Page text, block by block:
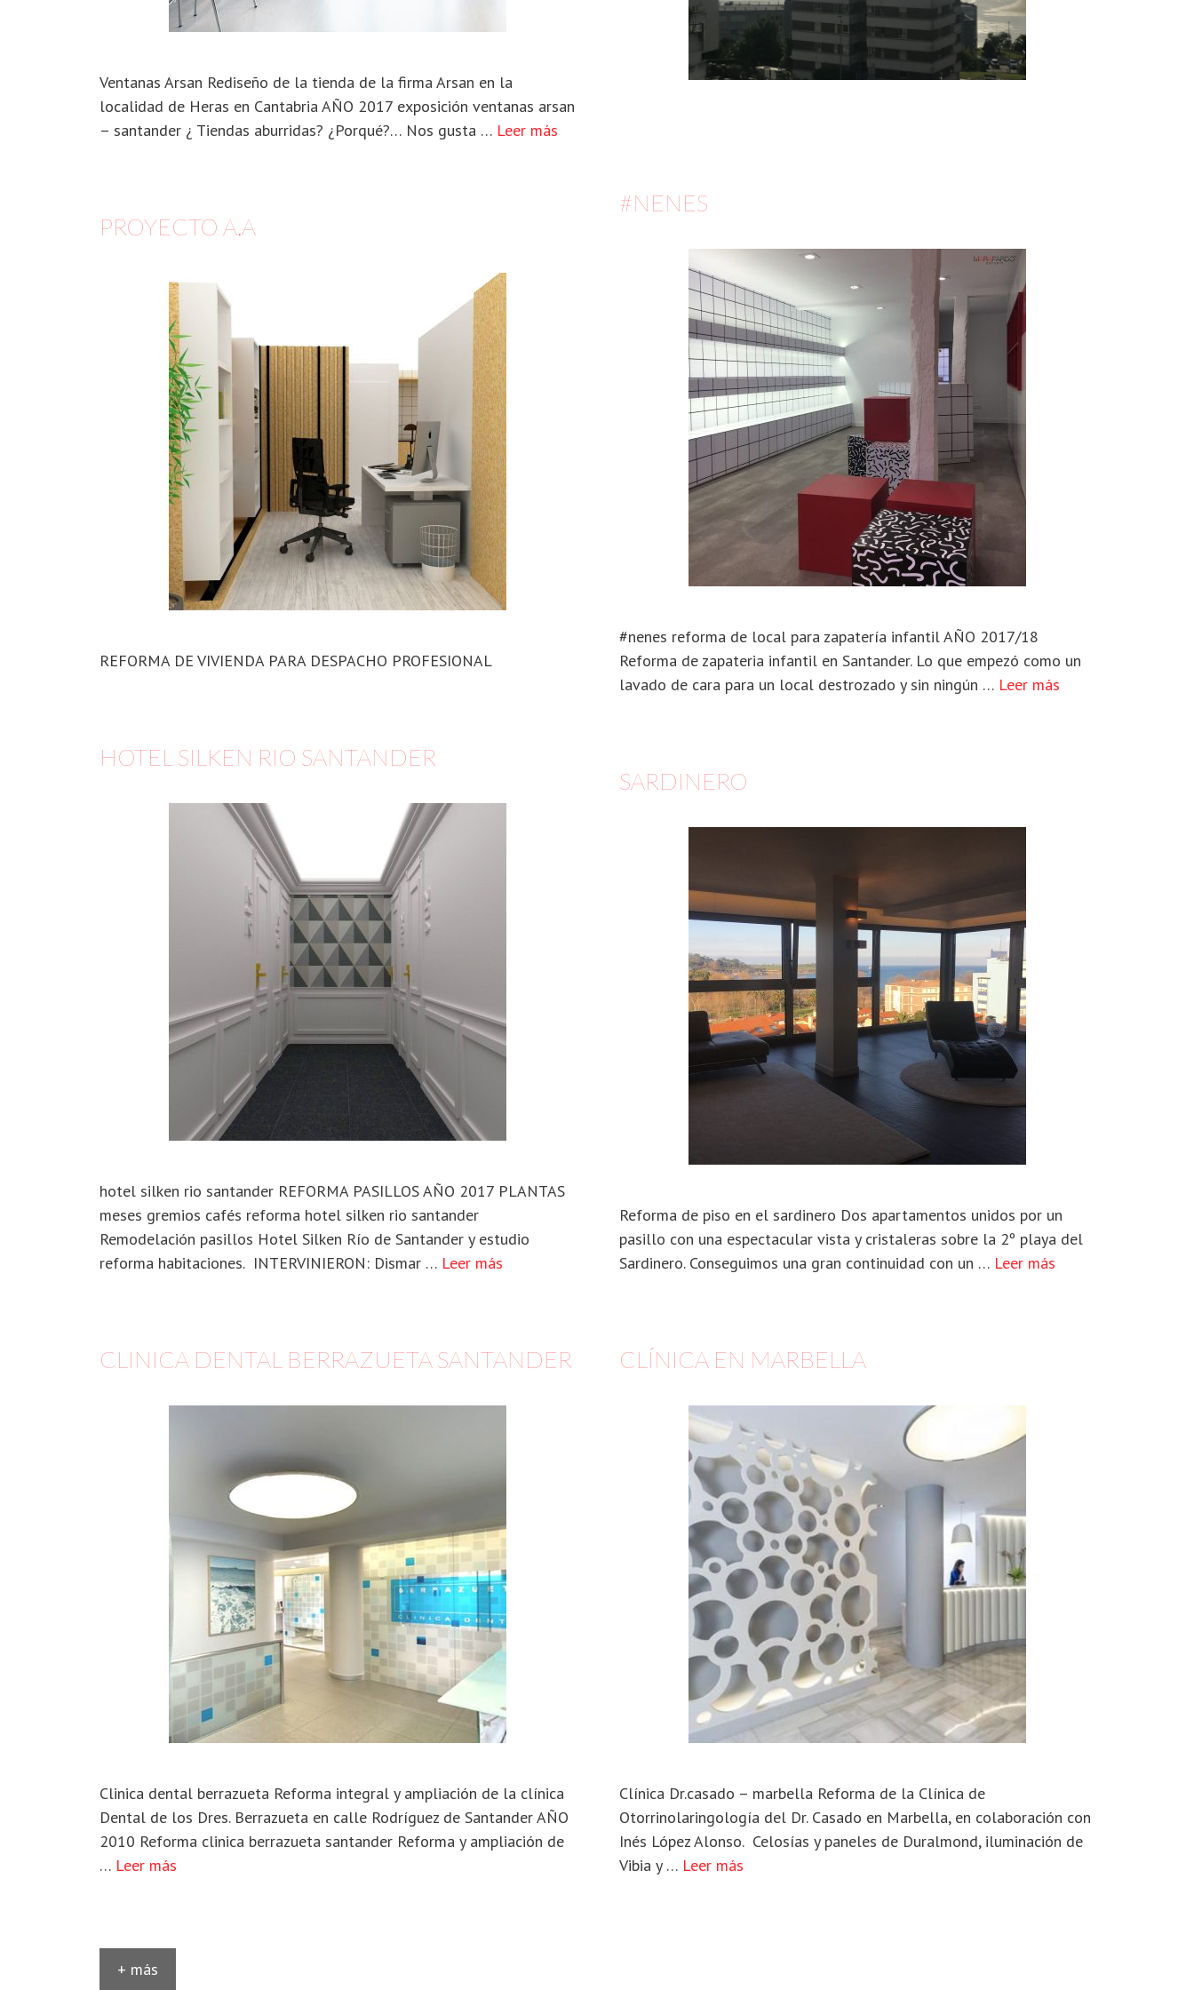
Ventanas Arsan Rediseño de la tienda de la firma Arsan en la
localidad de Heras en Cantabria AÑO 2017 exposición ventanas arsan
– santander ¿ Tiendas aburridas? ¿Porqué?… Nos gusta … Leer más
#NENES
#nenes reforma de local para zapatería infantil AÑO 2017/18
Reforma de zapateria infantil en Santander. Lo que empezó como un
lavado de cara para un local destrozado y sin ningún … Leer más
PROYECTO A.A
REFORMA DE VIVIENDA PARA DESPACHO PROFESIONAL
HOTEL SILKEN RIO SANTANDER
hotel silken rio santander REFORMA PASILLOS AÑO 2017 PLANTAS
meses gremios cafés reforma hotel silken rio santander
Remodelación pasillos Hotel Silken Río de Santander y estudio
reforma habitaciones. INTERVINIERON: Dismar … Leer más
SARDINERO
Reforma de piso en el sardinero Dos apartamentos unidos por un
pasillo con una espectacular vista y cristaleras sobre la 2º playa del
Sardinero. Conseguimos una gran continuidad con un … Leer más
CLINICA DENTAL BERRAZUETA SANTANDER
Clinica dental berrazueta Reforma integral y ampliación de la clínica
Dental de los Dres. Berrazueta en calle Rodríguez de Santander AÑO
2010 Reforma clinica berrazueta santander Reforma y ampliación de
… Leer más
CLÍNICA EN MARBELLA
Clínica Dr.casado – marbella Reforma de la Clínica de
Otorrinolaringología del Dr. Casado en Marbella, en colaboración con
Inés López Alonso. Celosías y paneles de Duralmond, iluminación de
Vibia y … Leer más
+ más